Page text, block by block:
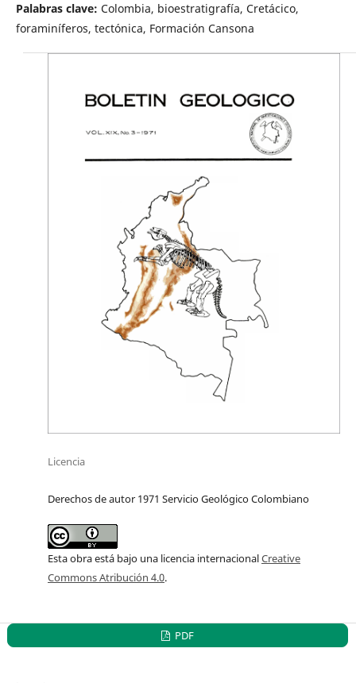
Palabras clave: Colombia, bioestratigrafía, Cretácico,
foraminíferos, tectónica, Formación Cansona
Licencia
Derechos de autor 1971 Servicio Geológico Colombiano
Esta obra está bajo una licencia internacionalCreative
Commons Atribución 4.0.
PDF